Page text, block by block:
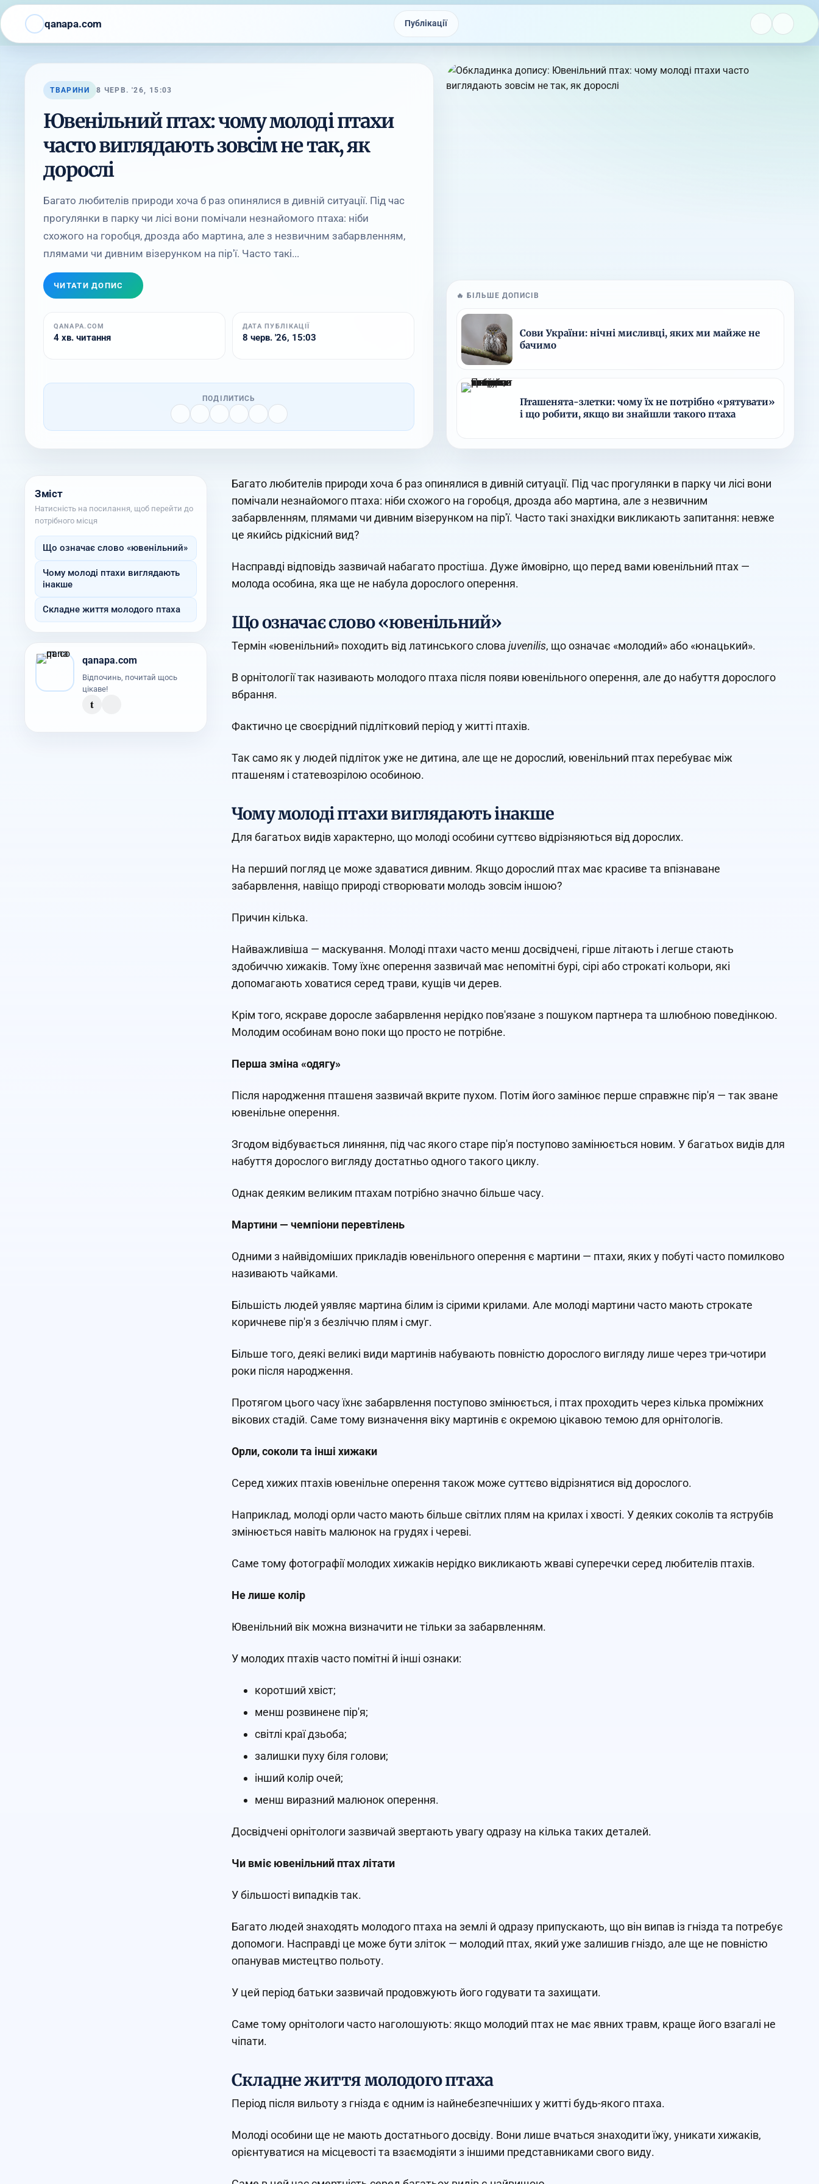
qanapa.com Публікації
ТВАРИНИ 8 ЧЕРВ. '26, 15:03
Ювенільний птах: чому молоді птахи
часто виглядають зовсім не так, як
дорослі
Багато любителів природи хоча б раз опинялися в дивній ситуації. Під час
прогулянки в парку чи лісі вони помічали незнайомого птаха: ніби
схожого на горобця, дрозда або мартина, але з незвичним забарвленням,
плямами чи дивним візерунком на пір'ї. Часто такі...
ЧИТАТИ ДОПИС
QANAPA.COM
4 хв. читання
ДАТА ПУБЛІКАЦІЇ
8 черв. '26, 15:03
ПОДІЛИТИСЬ
🔥 БІЛЬШЕ ДОПИСІВ
Сови України: нічні мисливці, яких ми майже не
бачимо
Пташенята-злетки: чому їх не потрібно «рятувати»
і що робити, якщо ви знайшли такого птаха
Зміст
Натисність на посилання, щоб перейти до
потрібного місця
Що означає слово «ювенільний»
Чому молоді птахи виглядають
інакше
Складне життя молодого птаха
qanapa.com
Відпочинь, почитай щось
цікаве!
t
Багато любителів природи хоча б раз опинялися в дивній ситуації. Під час прогулянки в парку чи лісі вони
помічали незнайомого птаха: ніби схожого на горобця, дрозда або мартина, але з незвичним
забарвленням, плямами чи дивним візерунком на пір'ї. Часто такі знахідки викликають запитання: невже
це якийсь рідкісний вид?
Насправді відповідь зазвичай набагато простіша. Дуже ймовірно, що перед вами ювенільний птах —
молода особина, яка ще не набула дорослого оперення.
Що означає слово «ювенільний»
Термін «ювенільний» походить від латинського слова juvenilis, що означає «молодий» або «юнацький».
В орнітології так називають молодого птаха після появи ювенільного оперення, але до набуття дорослого
вбрання.
Фактично це своєрідний підлітковий період у житті птахів.
Так само як у людей підліток уже не дитина, але ще не дорослий, ювенільний птах перебуває між
пташеням і статевозрілою особиною.
Чому молоді птахи виглядають інакше
Для багатьох видів характерно, що молоді особини суттєво відрізняються від дорослих.
На перший погляд це може здаватися дивним. Якщо дорослий птах має красиве та впізнаване
забарвлення, навіщо природі створювати молодь зовсім іншою?
Причин кілька.
Найважливіша — маскування. Молоді птахи часто менш досвідчені, гірше літають і легше стають
здобиччю хижаків. Тому їхнє оперення зазвичай має непомітні бурі, сірі або строкаті кольори, які
допомагають ховатися серед трави, кущів чи дерев.
Крім того, яскраве доросле забарвлення нерідко пов'язане з пошуком партнера та шлюбною поведінкою.
Молодим особинам воно поки що просто не потрібне.
Перша зміна «одягу»
Після народження пташеня зазвичай вкрите пухом. Потім його замінює перше справжнє пір'я — так зване
ювенільне оперення.
Згодом відбувається линяння, під час якого старе пір'я поступово замінюється новим. У багатьох видів для
набуття дорослого вигляду достатньо одного такого циклу.
Однак деяким великим птахам потрібно значно більше часу.
Мартини — чемпіони перевтілень
Одними з найвідоміших прикладів ювенільного оперення є мартини — птахи, яких у побуті часто помилково
називають чайками.
Більшість людей уявляє мартина білим із сірими крилами. Але молоді мартини часто мають строкате
коричневе пір'я з безліччю плям і смуг.
Більше того, деякі великі види мартинів набувають повністю дорослого вигляду лише через три-чотири
роки після народження.
Протягом цього часу їхнє забарвлення поступово змінюється, і птах проходить через кілька проміжних
вікових стадій. Саме тому визначення віку мартинів є окремою цікавою темою для орнітологів.
Орли, соколи та інші хижаки
Серед хижих птахів ювенільне оперення також може суттєво відрізнятися від дорослого.
Наприклад, молоді орли часто мають більше світлих плям на крилах і хвості. У деяких соколів та яструбів
змінюється навіть малюнок на грудях і череві.
Саме тому фотографії молодих хижаків нерідко викликають жваві суперечки серед любителів птахів.
Не лише колір
Ювенільний вік можна визначити не тільки за забарвленням.
У молодих птахів часто помітні й інші ознаки:
коротший хвіст;
менш розвинене пір'я;
світлі краї дзьоба;
залишки пуху біля голови;
інший колір очей;
менш виразний малюнок оперення.
Досвідчені орнітологи зазвичай звертають увагу одразу на кілька таких деталей.
Чи вміє ювенільний птах літати
У більшості випадків так.
Багато людей знаходять молодого птаха на землі й одразу припускають, що він випав із гнізда та потребує
допомоги. Насправді це може бути зліток — молодий птах, який уже залишив гніздо, але ще не повністю
опанував мистецтво польоту.
У цей період батьки зазвичай продовжують його годувати та захищати.
Саме тому орнітологи часто наголошують: якщо молодий птах не має явних травм, краще його взагалі не
чіпати.
Складне життя молодого птаха
Період після вильоту з гнізда є одним із найнебезпечніших у житті будь-якого птаха.
Молоді особини ще не мають достатнього досвіду. Вони лише вчаться знаходити їжу, уникати хижаків,
орієнтуватися на місцевості та взаємодіяти з іншими представниками свого виду.